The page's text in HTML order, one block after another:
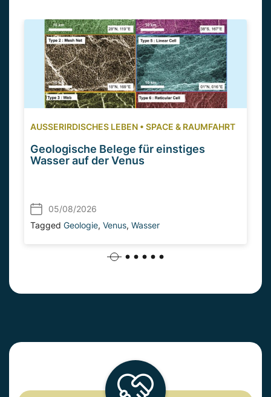
AUSSERIRDISCHES LEBEN • SPACE & RAUMFAHRT
Geologische Belege für einstiges
Wasser auf der Venus
05/08/2026
Tagged Geologie, Venus, Wasser